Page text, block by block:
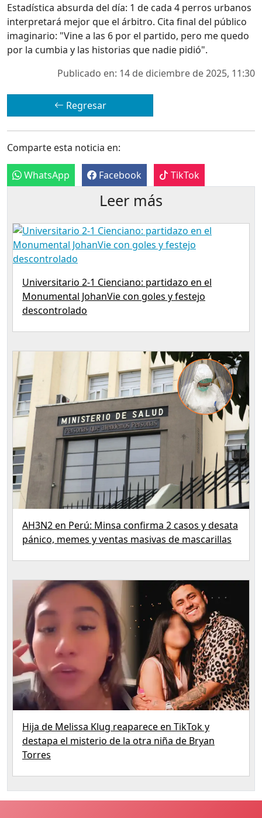
Estadística absurda del día: 1 de cada 4 perros urbanos
interpretará mejor que el árbitro. Cita final del público
imaginario: "Vine a las 6 por el partido, pero me quedo
por la cumbia y las historias que nadie pidió".
Publicado en: 14 de diciembre de 2025, 11:30
Regresar
Comparte esta noticia en:
WhatsApp Facebook TikTok
Leer más
Universitario 2-1 Cienciano: partidazo en el
Monumental JohanVie con goles y festejo
descontrolado
AH3N2 en Perú: Minsa confirma 2 casos y desata
pánico, memes y ventas masivas de mascarillas
Hija de Melissa Klug reaparece en TikTok y
destapa el misterio de la otra niña de Bryan
Torres